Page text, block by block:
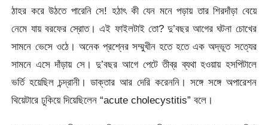
ঠাহর করে উঠতে পারেনি সে! হঠাৎ কী যেন মনে পড়ায় তার শিরদাঁড়া বেয়ে
নেমে যায় বরফের স্রোত। এই ফাইলটাই তো? দু’বছর আগের ঘটনা চোখের
সামনে ভেসে ওঠে। অনেক প্রশ্নের সম্মুখীন হতে হতে এক অদ্ভূত সত্যের
সামনে এসে দাঁড়ায় সে। দু’বছর আগে পেটে তীব্র ব্যথা হওয়ায় হসপিটালে
ভর্তি হয়েছিল চন্দ্রানী। ডাক্তার আর দেরি করেননি। সঙ্গে সঙ্গে অপারেশন
থিয়েটারে ঢুকিয়ে দিয়েছিলেন “acute cholecystitis” বলে।